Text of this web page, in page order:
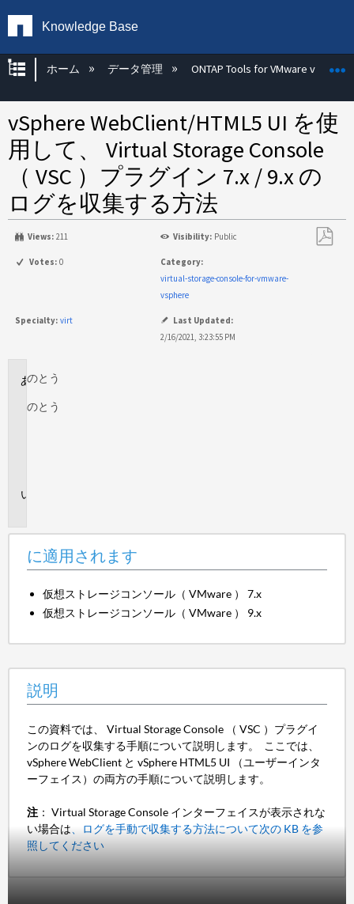
Knowledge Base
グローバル階層を展開/折りたたむ
ホーム データ管理 ONTAP Tools for VMware vSphere
vSphere WebClient/HTML5 UI を使
用して、 Virtual Storage Console
（ VSC ）プラグイン 7.x / 9.x の
ログを収集する方法
Views: 211 Visibility: Public
Votes: 0
Category:
virtual-storage-console-for-vmware-
vsphere
Specialty: virt
Last Updated:
2/16/2021, 3:23:55 PM
に
用
のとう
のとう
に適用されます
仮想ストレージコンソール（ VMware ） 7.x
仮想ストレージコンソール（ VMware ） 9.x
説明
この資料では、 Virtual Storage Console （ VSC ）プラグイ
ンのログを収集する手順について説明します。 ここでは、
vSphere WebClient と vSphere HTML5 UI （ユーザーインタ
ーフェイス）の両方の手順について説明します。
注： Virtual Storage Console インターフェイスが表示されな
い場合は 、ログを手動で収集する方法について次の KB を参
照してください